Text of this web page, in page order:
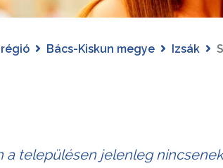
Bács-Kiskun megye Izsák
a településen jelenleg